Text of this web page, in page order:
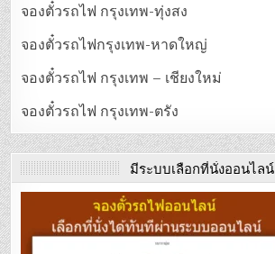
จองตั๋วรถไฟ กรุงเทพ-ทุ่งสง
จองตั๋วรถไฟกรุงเทพ-หาดใหญ่
จองตั๋วรถไฟ กรุงเทพ – เชียงใหม่
จองตั๋วรถไฟ กรุงเทพ-ตรัง
มีระบบเลือกที่นั่งออนไลน์